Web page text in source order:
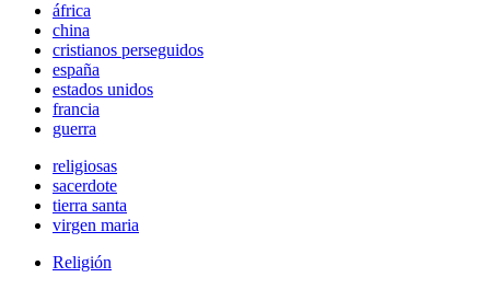
áfrica
china
cristianos perseguidos
españa
estados unidos
francia
guerra
religiosas
sacerdote
tierra santa
virgen maria
Religión